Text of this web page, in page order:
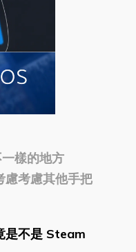
樣的地方
考慮其他手把
是不是 Steam